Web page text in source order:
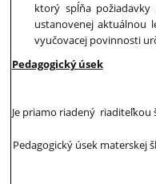
ktorý spĺňa
ustanovenej aktuálnou
vyučovacej povinnosti
Pedagogický úsek
Je priamo riadený riaditeľkou
Pedagogický úsek materskej